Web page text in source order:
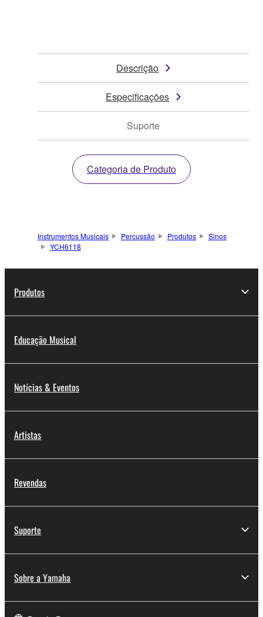
Descrição
Especificações
Suporte
Categoria de Produto
Instrumentos Musicais Percussão Produtos
Sinos
YCH6118
Produtos
Educação Musical
Notícias & Eventos
Artistas
Revendas
Suporte
Sobre a Yamaha